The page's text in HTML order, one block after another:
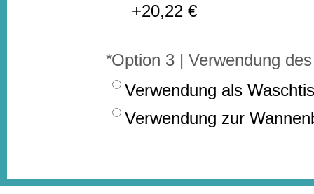
+20,22 €
*Option 3 | Verwendung
Verwendung als
Verwendung zur